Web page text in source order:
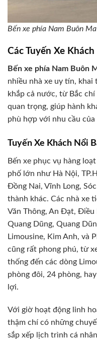
Bến xe phía Nam Buôn
Các Tuyến Xe
Bến xe phía Nam Buôn
nhiều nhà xe uy tín, khai
khắp cả nước, từ Bắc
quan trọng, giúp hành
phù hợp với nhu cầu của
Tuyến Xe Khách Nổi
Bến xe phục vụ hàng
phố lớn như Hà Nội,
Đồng Nai, Vĩnh Long,
thành khác. Các nhà xe
Văn Thông, An Đạt, Điều
Quang Dũng, Quang
Limousine, Kim Anh, và
cũng rất phong phú, từ
thống đến các dòng
phòng đôi, 24 phòng,
lợi.
Với giờ hoạt động linh
thậm chí có những
sắp xếp lịch trình cá